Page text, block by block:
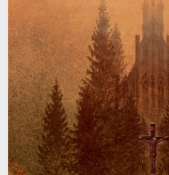
impressionnisme, vague de Hokusai,